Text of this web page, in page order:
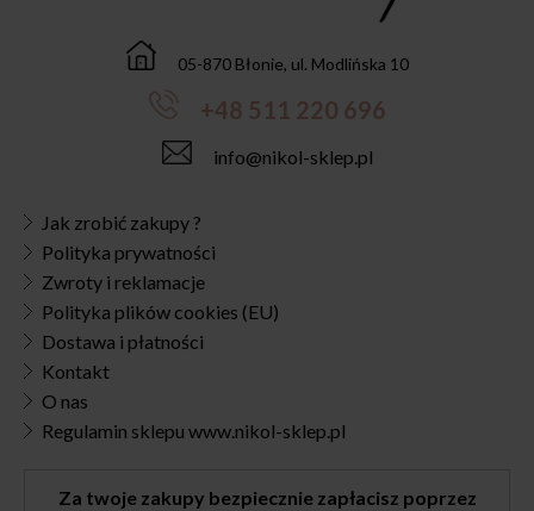
05-870 Błonie, ul. Modlińska 10
+48 511 220 696
info@nikol-sklep.pl
Jak zrobić zakupy ?
Polityka prywatności
Zwroty i reklamacje
Polityka plików cookies (EU)
Dostawa i płatności
Kontakt
O nas
Regulamin sklepu www.nikol-sklep.pl
Za twoje zakupy bezpiecznie zapłacisz poprzez